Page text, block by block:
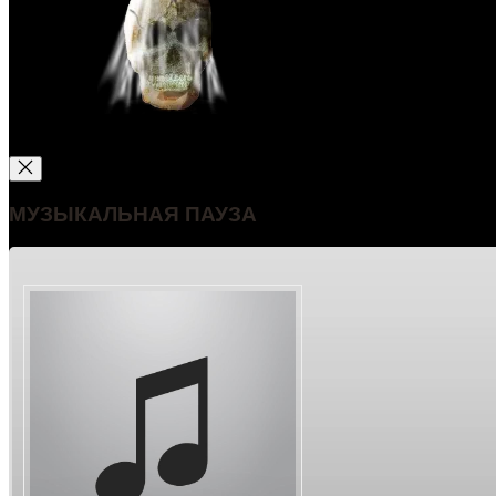
МУЗЫКАЛЬНАЯ ПАУЗА